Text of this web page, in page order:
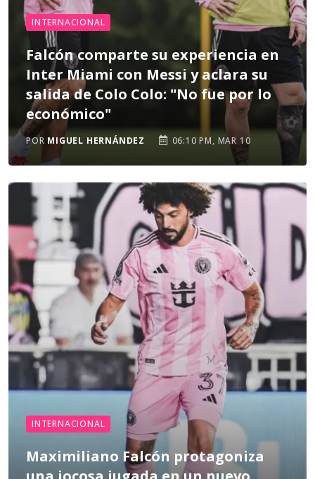
INTERNACIONAL
Falcón comparte su experiencia en
Inter Miami con Messi y aclara su
salida de Colo Colo: "No fue por lo
económico"
POR MIGUEL HERNÁNDEZ 06:10 PM, MAR 10
INTERNACIONAL
Maximiliano Falcón protagoniza